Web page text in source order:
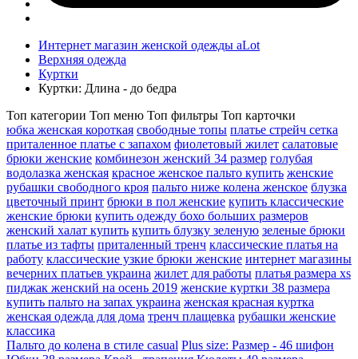
Интернет магазин женской одежды aLot
Верхняя одежда
Куртки
Куртки: Длина - до бедра
Топ категории Топ меню Топ фильтры Топ карточки
юбка женская короткая свободные топы платье стрейч сетка
приталенное платье с запахом фиолетовый жилет салатовые
брюки женские комбинезон женский 34 размер голубая
водолазка женская красное женское пальто купить женские
рубашки свободного кроя пальто ниже колена женское блузка
цветочный принт брюки в пол женские купить классические
женские брюки купить одежду бохо больших размеров
женский халат купить купить блузку зеленую зеленые брюки
платье из тафты приталенный тренч классические платья на
работу классические узкие брюки женские интернет магазины
вечерних платьев украина жилет для работы платья размера xs
пиджак женский на осень 2019 женские куртки 38 размера
купить пальто на запах украина женская красная куртка
женская одежда для дома тренч плащевка рубашки женские
классика
Пальто до колена в стиле casual Plus size: Размер - 46 шифон